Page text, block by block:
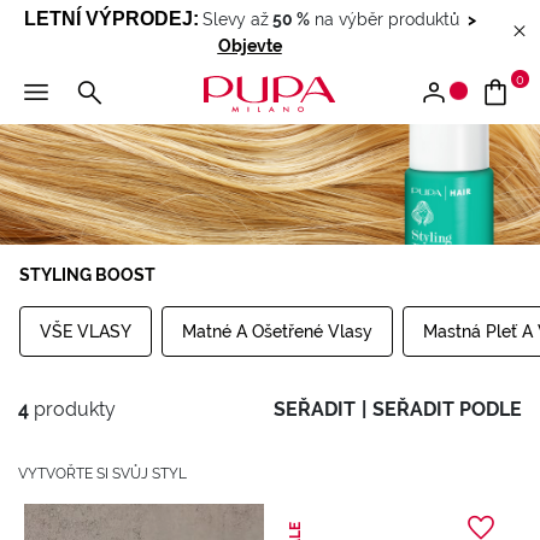
LETNÍ VÝPRODEJ: Slevy až50 %na výběr produktů >
Objevte
0
STYLING BOOST
VŠE VLASY Matné A Ošetřené Vlasy Mastná Pleť A
4 produkty SEŘADIT SEŘADIT PODLE
VYTVOŘTE SI SVŮJ STYL